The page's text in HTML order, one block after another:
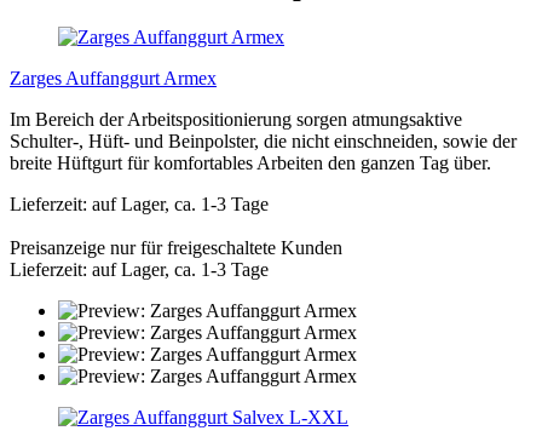
Zarges Auffanggurt Armex
Im Bereich der Arbeitspositionierung sorgen atmungsaktive
Schulter-, Hüft- und Beinpolster, die nicht einschneiden, sowie der
breite Hüftgurt für komfortables Arbeiten den ganzen Tag über.
Lieferzeit: auf Lager, ca. 1-3 Tage
Preisanzeige nur für freigeschaltete Kunden
Lieferzeit: auf Lager, ca. 1-3 Tage